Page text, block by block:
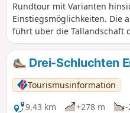
Rundtour mit Varianten
Einstiegsmöglichkeiten. Die
führt über die Tallandschaft
Wutach-und
Wolfgangskapelle und
den Hüfinger Waldlehrpfad
kann an drei
begonnen werden.
Wutachhalle in Ewattingen.
Drei-Schluchten
Tourismusinformation
9,43 km
+278 m -